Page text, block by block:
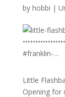
by hobbi |
Little
Opening for